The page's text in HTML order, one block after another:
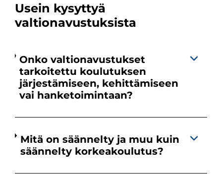
Usein kysyttyä
valtionavustuksista
Onko valtionavustukset
tarkoitettu koulutuksen
järjestämiseen, kehittämiseen
vai hanketoimintaan?
Mitä on säännelty ja muu kuin
säännelty korkeakoulutus?